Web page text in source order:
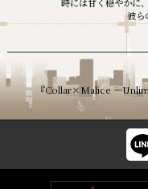
彼ら
『Collar×Malice －